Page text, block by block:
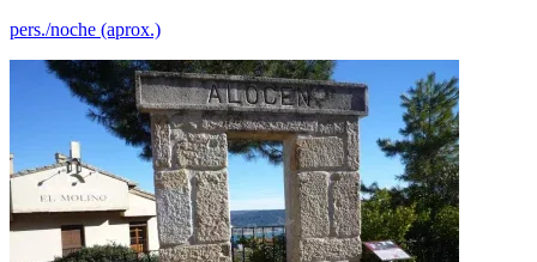
pers./noche (aprox.)